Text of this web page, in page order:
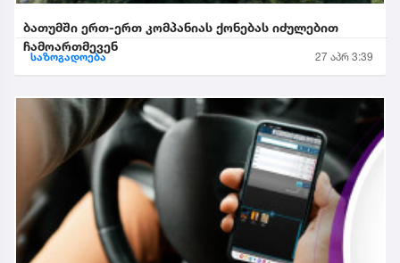
ბათუმში ერთ-ერთ კომპანიას ქონებას იძულებით
ჩამოართმევენ
საზოგადოება 27 აპრ 3:39